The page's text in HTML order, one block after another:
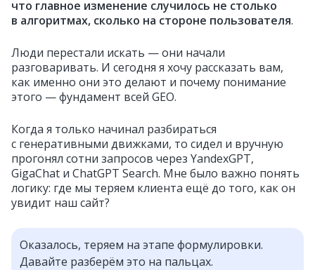
что главное изменение случилось не столько
в алгоритмах, сколько на стороне пользователя.
Люди перестали искать — они начали
разговаривать. И сегодня я хочу рассказать вам,
как именно они это делают и почему понимание
этого — фундамент всей GEO.
Когда я только начинал разбираться
с генеративными движками, то сидел и вручную
прогонял сотни запросов через YandexGPT,
GigaChat и ChatGPT Search. Мне было важно понять
логику: где мы теряем клиента ещё до того, как он
увидит наш сайт?
Оказалось, теряем на этапе формулировки.
Давайте разберём это на пальцах.